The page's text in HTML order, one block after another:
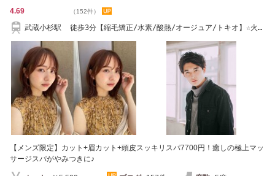
4.69 （152件）
武蔵小杉駅 徒歩3分【縮毛矯正/水素/酸熱/オージュア/トキオ】☆火曜
【メンズ限定】カット+眉カット+頭皮スッキリスパ7700円！癒しの極上マッ
サージスパがやみつきに♪